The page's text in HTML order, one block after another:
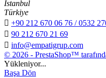
İstanbul
Türkiye
 +90 212 670 06 76 / 0532
 90 212 670 21 69
 info@empatigrup.com
© 2026 - PrestaShop™
Yükleniyor...
Başa Dön